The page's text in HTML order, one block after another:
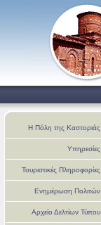
Η Πόλη της Καστοριάς
Υπηρεσίες
Τουριστικές Πληροφορίες
Ενημέρωση Πολιτών
Αρχείο Δελτίων Τύπου